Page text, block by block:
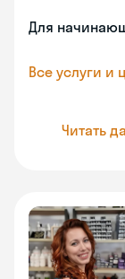
Для
Все услуги и
Читать